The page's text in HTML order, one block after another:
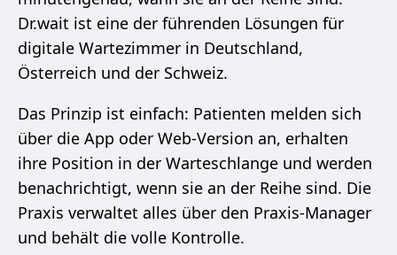
Dr.wait ist eine der führenden Lösungen für
digitale Wartezimmer in Deutschland,
Österreich und der Schweiz.
Das Prinzip ist einfach: Patienten melden sich
über die App oder Web-Version an, erhalten
ihre Position in der Warteschlange und werden
benachrichtigt, wenn sie an der Reihe sind. Die
Praxis verwaltet alles über den Praxis-Manager
und behält die volle Kontrolle.